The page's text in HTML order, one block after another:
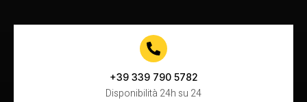
+39 339 790 5782
Disponibilità 24h su 24